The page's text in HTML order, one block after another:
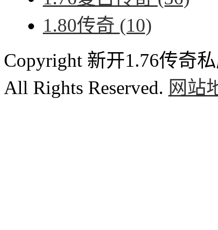
1.80传奇 (10)
Copyright 新开1.76传奇
All Rights Reserved. 网站